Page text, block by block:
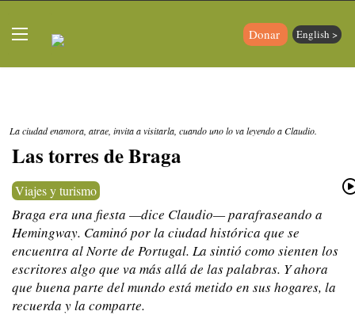
Donar English >
La ciudad enamora, atrae, invita a visitarla, cuando uno lo va leyendo a Claudio.
Las torres de Braga
Viajes y turismo
Braga era una fiesta —dice Claudio— parafraseando a
Hemingway. Caminó por la ciudad histórica que se
encuentra al Norte de Portugal. La sintió como sienten los
escritores algo que va más allá de las palabras. Y ahora
que buena parte del mundo está metido en sus hogares, la
recuerda y la comparte.